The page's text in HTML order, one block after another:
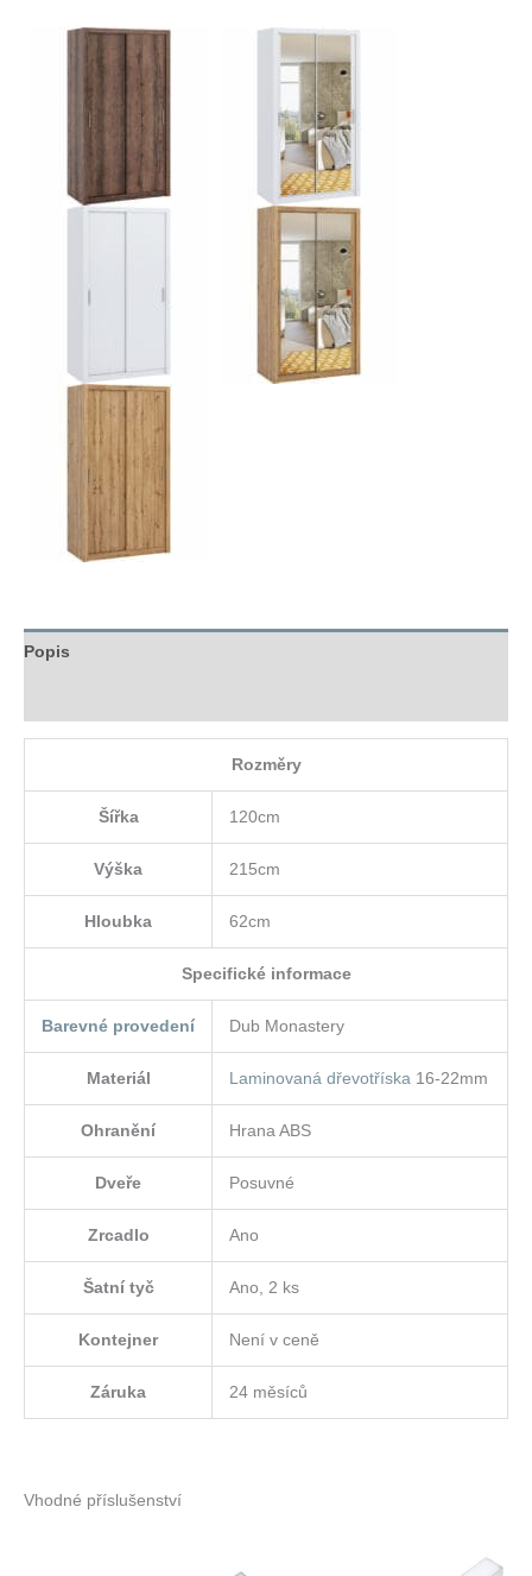
Popis
Rozměry
Šířka 120cm
Výška 215cm
Hloubka 62cm
Specifické informace
Barevné provedení Dub Monastery
Materiál Laminovaná dřevotříska 16-22mm
Ohranění Hrana ABS
Dveře Posuvné
Zrcadlo Ano
Šatní tyč Ano, 2 ks
Kontejner Není v ceně
Záruka 24 měsíců
Vhodné příslušenství